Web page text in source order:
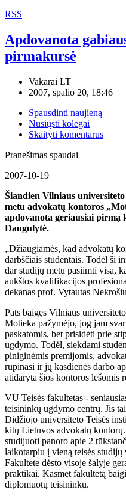
RSS
Apdovanota
pirmakursė
Vakarai LT
2007, spalio 20, 18:46
Spausdinti naujieną
Nusiųsti kolegai
Skaityti komentarus
Pranešimas spaudai
2007-10-19
Šiandien Vilniaus
metu advokatų kontoros
apdovanota geriausiai pirmą
Daugulytė.
„Džiaugiamės, kad advokatų
darbščiais studentais. Todėl ši
dar studijų metu pasiimti visa,
aukštos kvalifikacijos
dekanas prof. Vytautas
Pats baigęs Vilniaus
Motieka pažymėjo, jog jam
paskatomis, bet prisidėti prie
ugdymo. Todėl, siekdami
piniginėmis premijomis,
rūpinasi ir jų kasdienės darbo
atidaryta šios kontoros lėšomis
VU Teisės fakultetas -
teisininkų ugdymo centrų. Jis
Didžiojo universiteto Teisės
kitų Lietuvos advokatų
studijuoti panoro apie 2
laikotarpiu į vieną teisės
Fakultete dėsto visoje šalyje
praktikai. Kasmet fakultetą
diplomuotų teisininkų.